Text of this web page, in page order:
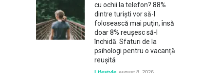
cu ochii la telefon? 88%
dintre turiști vor să-l
folosească mai puțin, însă
doar 8% reușesc să-l
închidă. Sfaturi de la
psihologi pentru o vacanță
reușită